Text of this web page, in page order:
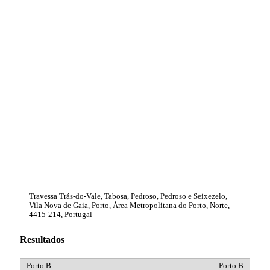
Travessa Trás-do-Vale, Tabosa, Pedroso, Pedroso e Seixezelo,
Vila Nova de Gaia, Porto, Área Metropolitana do Porto, Norte,
4415-214, Portugal
Resultados
Porto B